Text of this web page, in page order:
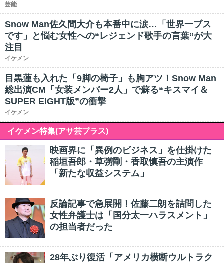
芸能
Snow Man佐久間大介も本番中に涙…「世界一ブス
です」と悩む女性への“レジェンド歌手の言葉”が大
注目
イケメン
目黒蓮も入れた「9脚の椅子」も胸アツ！Snow Man
総出演CM「女装メンバー2人」で蘇る“キスマイ＆
SUPER EIGHT版”の衝撃
イケメン
イケメン特集(アサ芸プラス)
映画界に「異例のビジネス」を仕掛けた
稲垣吾郎・草彅剛・香取慎吾の主演作
「新たな収益システム」
反論記事で急展開！佐藤二朗を詰問した
女性弁護士は「国分太一ハラスメント」
の担当者だった
28年ぶり復活「アメリカ横断ウルトラク